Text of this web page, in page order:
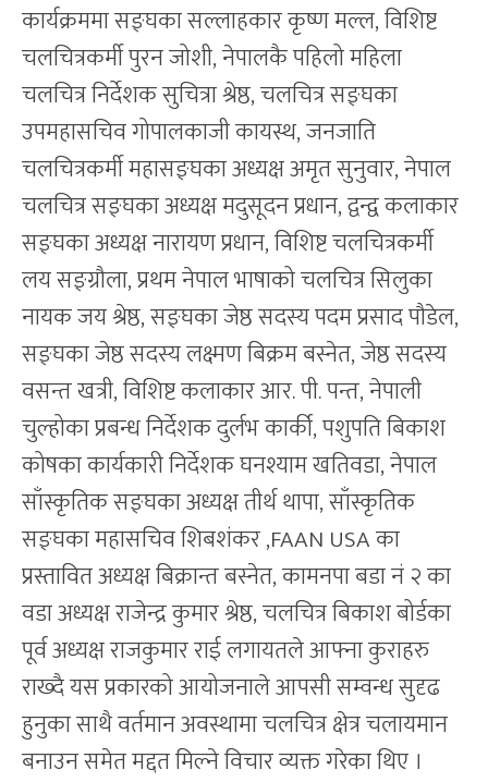
कार्यक्रममा सङ्घका सल्लाहकार कृष्ण मल्ल, विशिष्ट
चलचित्रकर्मी पुरन जोशी, नेपालकै पहिलो महिला
चलचित्र निर्देशक सुचित्रा श्रेष्ठ, चलचित्र सङ्घका
उपमहासचिव गोपालकाजी कायस्थ, जनजाति
चलचित्रकर्मी महासङ्घका अध्यक्ष अमृत सुनुवार, नेपाल
चलचित्र सङ्घका अध्यक्ष मदुसूदन प्रधान, द्वन्द्व कलाकार
सङ्घका अध्यक्ष नारायण प्रधान, विशिष्ट चलचित्रकर्मी
लय सङ्ग्रौला, प्रथम नेपाल भाषाको चलचित्र सिलुका
नायक जय श्रेष्ठ, सङ्घका जेष्ठ सदस्य पदम प्रसाद पौडेल,
सङ्घका जेष्ठ सदस्य लक्ष्मण बिक्रम बस्नेत, जेष्ठ सदस्य
वसन्त खत्री, विशिष्ट कलाकार आर. पी. पन्त, नेपाली
चुल्होका प्रबन्ध निर्देशक दुर्लभ कार्की, पशुपति बिकाश
कोषका कार्यकारी निर्देशक घनश्याम खतिवडा, नेपाल
साँस्कृतिक सङ्घका अध्यक्ष तीर्थ थापा, साँस्कृतिक
सङ्घका महासचिव शिबशंकर ,FAAN USA का
प्रस्तावित अध्यक्ष बिक्रान्त बस्नेत, कामनपा बडा नं २ का
वडा अध्यक्ष राजेन्द्र कुमार श्रेष्ठ, चलचित्र बिकाश बोर्डका
पूर्व अध्यक्ष राजकुमार राई लगायतले आफ्ना कुराहरु
राख्दै यस प्रकारको आयोजनाले आपसी सम्वन्ध सुदृढ
हुनुका साथै वर्तमान अवस्थामा चलचित्र क्षेत्र चलायमान
बनाउन समेत मद्दत मिल्ने विचार व्यक्त गरेका थिए ।